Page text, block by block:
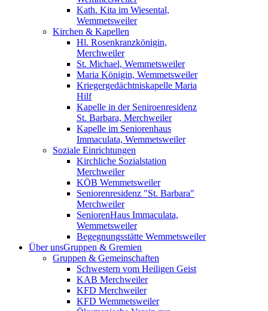
Kath. Kita im Wiesental,
Wemmetsweiler
Kirchen & Kapellen
Hl. Rosenkranzkönigin,
Merchweiler
St. Michael, Wemmetsweiler
Maria Königin, Wemmetsweiler
Kriegergedächtniskapelle Maria
Hilf
Kapelle in der Seniroenresidenz
St. Barbara, Merchweiler
Kapelle im Seniorenhaus
Immaculata, Wemmetsweiler
Soziale Einrichtungen
Kirchliche Sozialstation
Merchweiler
KÖB Wemmetsweiler
Seniorenresidenz "St. Barbara"
Merchweiler
SeniorenHaus Immaculata,
Wemmetsweiler
Begegnungsstätte Wemmetsweiler
Über unsGruppen & Gremien
Gruppen & Gemeinschaften
Schwestern vom Heiligen Geist
KAB Merchweiler
KFD Merchweiler
KFD Wemmetsweiler